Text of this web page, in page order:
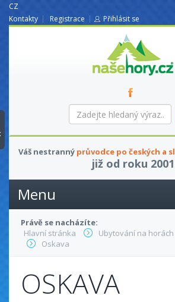
CZ
Kontakty
Registrace Přihlásit se
nasehory.cz
Váš nestranný průvodce po českých a
již od roku 2001
Menu
Právě se nacházíte:
Hlavní stránka
Ubytování na horách
Oskava
OSKAVA